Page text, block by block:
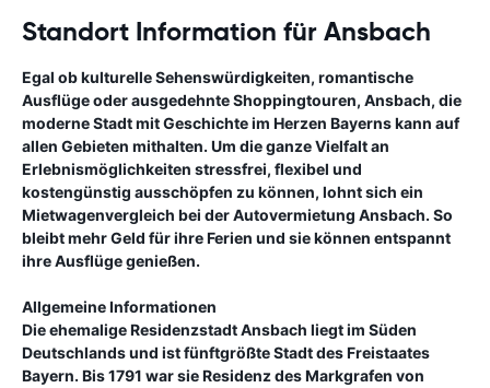
Standort Information für Ansbach
Egal ob kulturelle Sehenswürdigkeiten, romantische
Ausflüge oder ausgedehnte Shoppingtouren, Ansbach, die
moderne Stadt mit Geschichte im Herzen Bayerns kann auf
allen Gebieten mithalten. Um die ganze Vielfalt an
Erlebnismöglichkeiten stressfrei, flexibel und
kostengünstig ausschöpfen zu können, lohnt sich ein
Mietwagenvergleich bei der Autovermietung Ansbach. So
bleibt mehr Geld für ihre Ferien und sie können entspannt
ihre Ausflüge genießen.
Allgemeine Informationen
Die ehemalige Residenzstadt Ansbach liegt im Süden
Deutschlands und ist fünftgrößte Stadt des Freistaates
Bayern. Bis 1791 war sie Residenz des Markgrafen von